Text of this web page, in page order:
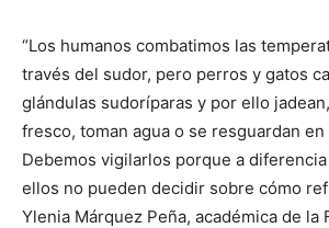
“Los humanos combatimos las
través del sudor, pero perros y gatos
glándulas sudoríparas y por ello
fresco, toman agua o se resguardan
Debemos vigilarlos porque a
ellos no pueden decidir sobre cómo
Ylenia Márquez Peña, académica de la